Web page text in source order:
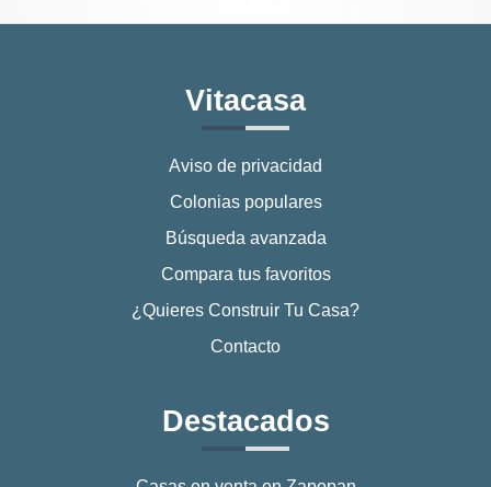
Vitacasa
Aviso de privacidad
Colonias populares
Búsqueda avanzada
Compara tus favoritos
¿Quieres Construir Tu Casa?
Contacto
Destacados